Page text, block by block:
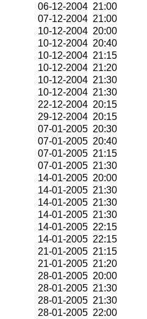
06-12-2004 21:00
07-12-2004 21:00
10-12-2004 20:00
10-12-2004 20:40
10-12-2004 21:15
10-12-2004 21:20
10-12-2004 21:30
10-12-2004 21:30
22-12-2004 20:15
29-12-2004 20:15
07-01-2005 20:30
07-01-2005 20:40
07-01-2005 21:15
07-01-2005 21:30
14-01-2005 20:00
14-01-2005 21:30
14-01-2005 21:30
14-01-2005 21:30
14-01-2005 22:15
14-01-2005 22:15
21-01-2005 21:15
21-01-2005 21:20
28-01-2005 20:00
28-01-2005 21:30
28-01-2005 21:30
28-01-2005 22:00